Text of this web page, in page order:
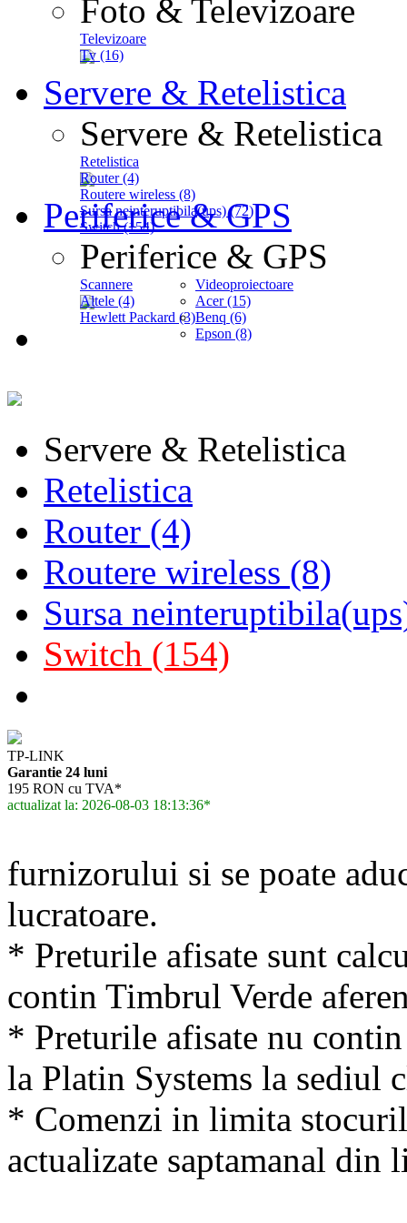
Foto & Televizoare
Televizoare
Tv (16)
Servere & Retelistica
Servere & Retelistica
Retelistica
Router (4)
Routere wireless (8)
Sursa neinteruptibila(ups) (72)
Switch (154)
Periferice & GPS
Periferice & GPS
Scannere
Altele (4)
Hewlett Packard (3)
Videoproiectoare
Acer (15)
Benq (6)
Epson (8)
Servere & Retelistica
Retelistica
Router (4)
Routere wireless (8)
Sursa
Switch (154)
TP-LINK
Garantie 24 luni
195 RON cu TVA*
actualizat la: 2026-08-03 18:13:36*
furnizorului si se poate
lucratoare.
* Preturile afisate sunt
contin Timbrul Verde
* Preturile afisate nu
la Platin Systems la sediul
* Comenzi in limita
actualizate saptamanal